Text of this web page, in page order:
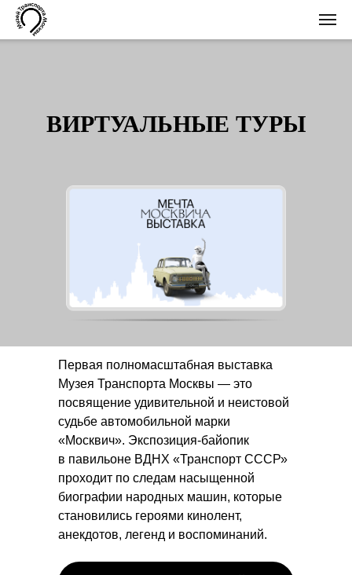
ВИРТУАЛЬНЫЕ ТУРЫ
Первая полномасштабная выставка
Музея Транспорта Москвы — это
посвящение удивительной и неистовой
судьбе автомобильной марки
«Москвич». Экспозиция-байопик
в павильоне ВДНХ «Транспорт СССР»
проходит по следам насыщенной
биографии народных машин, которые
становились героями кинолент,
анекдотов, легенд и воспоминаний.